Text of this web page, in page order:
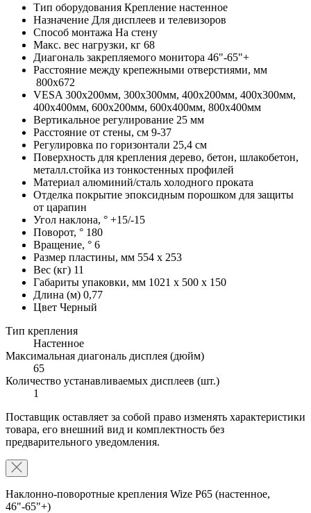
Тип оборудования Крепление настенное
Назначение Для дисплеев и телевизоров
Способ монтажа На стену
Макс. вес нагрузки, кг 68
Диагональ закрепляемого монитора 46"-65"+
Расстояние между крепежными отверстиями, мм
800x672
VESA 300x200мм, 300x300мм, 400x200мм, 400x300мм,
400x400мм, 600x200мм, 600x400мм, 800x400мм
Вертикальное регулирование 25 мм
Расстояние от стены, см 9-37
Регулировка по горизонтали 25,4 см
Поверхность для крепления дерево, бетон, шлакобетон,
металл.стойка из тонкостенных профилей
Материал алюминий/сталь холодного проката
Отделка покрытие эпоксидным порошком для защиты
от царапин
Угол наклона, ° +15/-15
Поворот, ° 180
Вращение, ° 6
Размер пластины, мм 554 x 253
Вес (кг) 11
Габариты упаковки, мм 1021 x 500 x 150
Длина (м) 0,77
Цвет Черный
Тип крепления
Настенное
Максимальная диагональ дисплея (дюйм)
65
Количество устанавливаемых дисплеев (шт.)
1
Поставщик оставляет за собой право изменять характеристики
товара, его внешний вид и комплектность без
предварительного уведомления.
Наклонно-поворотные крепления Wize P65 (настенное,
46"-65"+)